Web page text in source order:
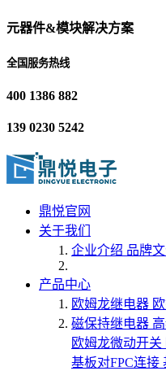
元器件&模块解决方案
全国服务热线
400 1386 882
139 0230 5242
鼎悦官网
关于我们
企业介绍 品牌
产品中心
欧姆龙继电器
磁保持继电器
欧姆龙微动开关
基板对FPC连接